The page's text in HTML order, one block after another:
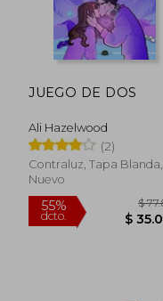
50%
dcto.
$
$
JUEGO DE DOS
Ali Hazelwood
(2)
Contraluz, Tapa Blanda,
Nuevo